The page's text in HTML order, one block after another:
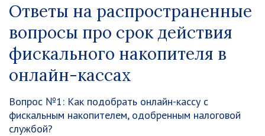
Ответы на распространенные
вопросы про срок действия
фискального накопителя в
онлайн-кассах
Вопрос №1: Как подобрать онлайн-кассу с
фискальным накопителем, одобренным налоговой
службой?